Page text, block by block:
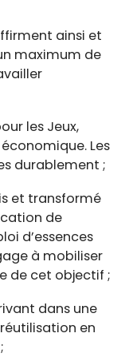
ainsi et
maximum de
les Jeux,
Les
durablement ;
et transformé
de
d’essences
à mobiliser
de cet objectif ;
dans une
en